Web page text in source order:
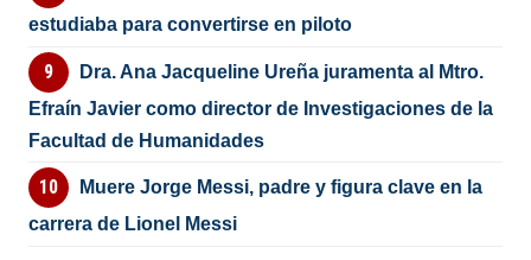
estudiaba para convertirse en piloto
Dra. Ana Jacqueline Ureña juramenta al Mtro.
Efraín Javier como director de Investigaciones de la
Facultad de Humanidades
Muere Jorge Messi, padre y figura clave en la
carrera de Lionel Messi